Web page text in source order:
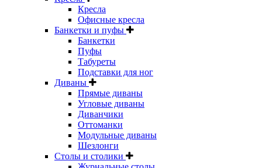
Кресла
Офисные кресла
Банкетки и пуфы
Банкетки
Пуфы
Табуреты
Подставки для ног
Диваны
Прямые диваны
Угловые диваны
Диванчики
Оттоманки
Модульные диваны
Шезлонги
Столы и столики